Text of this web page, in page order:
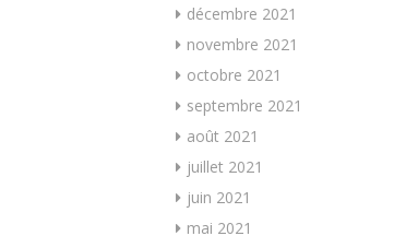
décembre 2021
novembre 2021
octobre 2021
septembre 2021
août 2021
juillet 2021
juin 2021
mai 2021